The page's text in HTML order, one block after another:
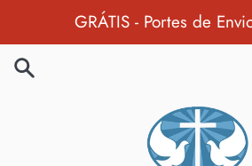
para
GRÁTIS - Portes de